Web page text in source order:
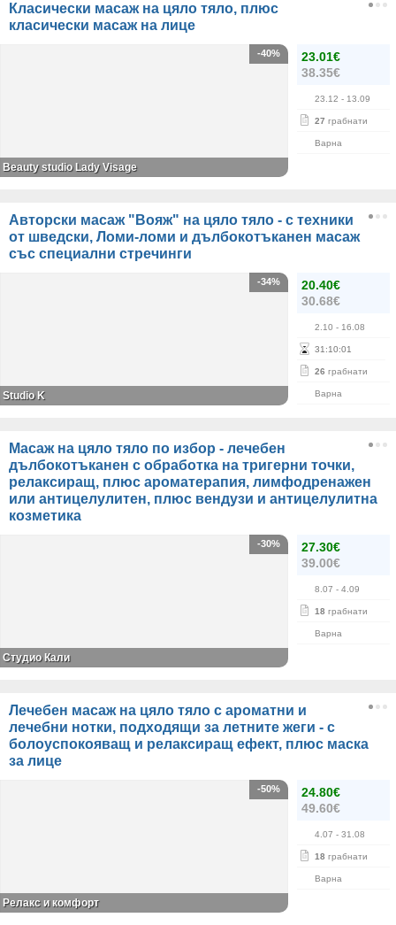
Класически масаж на цяло тяло, плюс
класически масаж на лице
23.01€
38.35€
23.12 - 13.09
27 грабнати
Варна
-40%
Beauty studio Lady Visage
Авторски масаж "Вояж" на цяло тяло - с техники
от шведски, Ломи-ломи и дълбокотъканен масаж
със специални стречинги
20.40€
30.68€
2.10 - 16.08
31 :10:01
26 грабнати
Варна
-34%
Studio K
Масаж на цяло тяло по избор - лечебен
дълбокотъканен с обработка на тригерни точки,
релаксиращ, плюс ароматерапия, лимфодренажен
или антицелулитен, плюс вендузи и антицелулитна
козметика
27.30€
39.00€
8.07 - 4.09
18 грабнати
Варна
-30%
Студио Кали
Лечебен масаж на цяло тяло с ароматни и
лечебни нотки, подходящи за летните жеги - с
болоуспокояващ и релаксиращ ефект, плюс маска
за лице
24.80€
49.60€
4.07 - 31.08
18 грабнати
Варна
-50%
Релакс и комфорт